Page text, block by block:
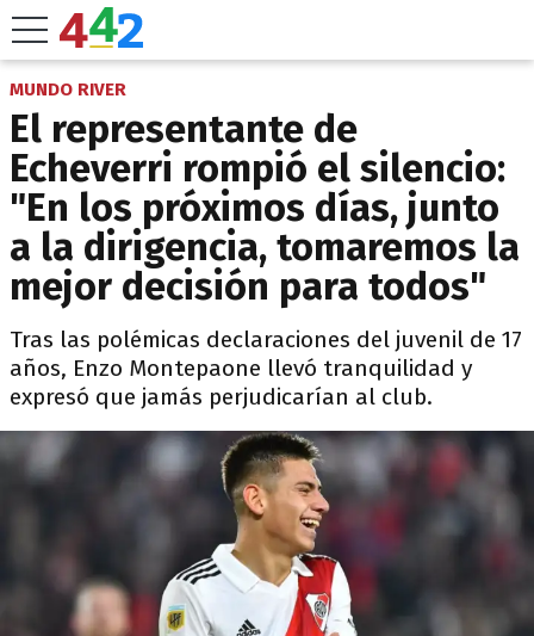
MUNDO RIVER
El representante de
Echeverri rompió el silencio:
"En los próximos días, junto
a la dirigencia, tomaremos la
mejor decisión para todos"
Tras las polémicas declaraciones del juvenil de 17
años, Enzo Montepaone llevó tranquilidad y
expresó que jamás perjudicarían al club.